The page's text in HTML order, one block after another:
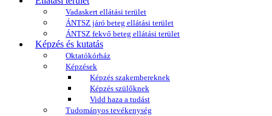
Vadaskert ellátási terület
ÁNTSZ járó beteg ellátási terület
ÁNTSZ fekvő beteg ellátási terület
Képzés és kutatás
Oktatókórház
Képzések
Képzés szakembereknek
Képzés szülőknek
Vidd haza a tudást
Tudományos tevékenység